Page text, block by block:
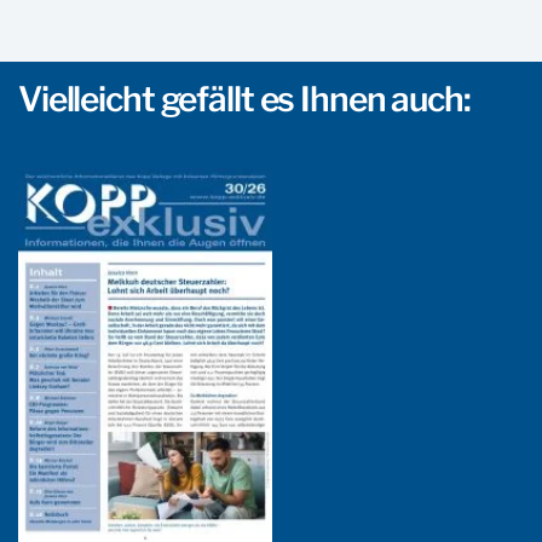
Vielleicht gefällt es Ihnen auch: